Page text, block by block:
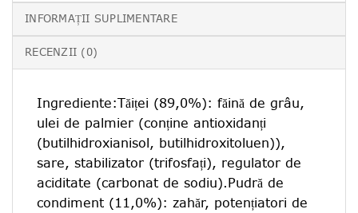
INFORMAȚII SUPLIMENTARE
RECENZII (0)
Ingrediente:Tăiței (89,0%): făină de grâu,
ulei de palmier (conține antioxidanți
(butilhidroxianisol, butilhidroxitoluen)),
sare, stabilizator (trifosfați), regulator de
aciditate (carbonat de sodiu).Pudră de
condiment (11,0%): zahăr, potențiatori de